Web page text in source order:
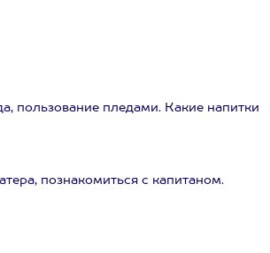
пользование пледами. Какие напитки
познакомиться с капитаном.